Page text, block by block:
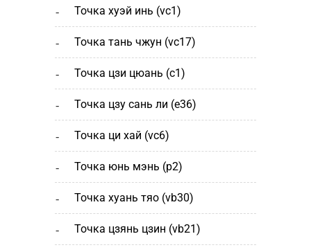
точка хуэй инь (vc1)
точка тань чжун (vc17)
точка цзи цюань (с1)
точка цзу сань ли (e36)
точка ци хай (vc6)
точка юнь мэнь (р2)
точка хуань тяо (vb30)
точка цзянь цзин (vb21)